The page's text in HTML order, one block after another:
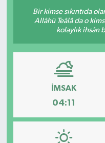
Bir kimse sıkıntıda
Allâhü Teâlâ da o
kolaylık ihsân
İMSAK
04:11